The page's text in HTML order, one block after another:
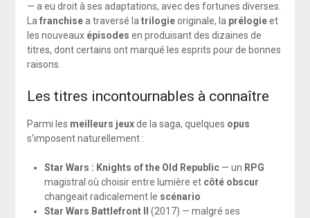
— a eu droit à ses adaptations, avec des fortunes diverses.
Lafranchisea traversé latrilogieoriginale, la prélogieet
les nouveaux épisodes en produisant des dizaines de
titres, dont certains ont marqué les esprits pour de bonnes
raisons.
Les titres incontournables à connaître
Parmi les meilleurs jeuxde la saga, quelques opus
s’imposent naturellement :
Star Wars : Knights of the Old Republic— un RPG
magistral où choisir entre lumière et côté obscur
changeait radicalement le scénario
Star Wars Battlefront II
(2017) — malgré ses